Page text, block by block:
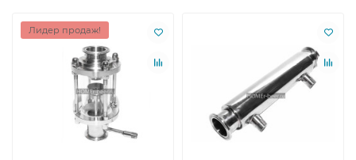
Лидер продаж!